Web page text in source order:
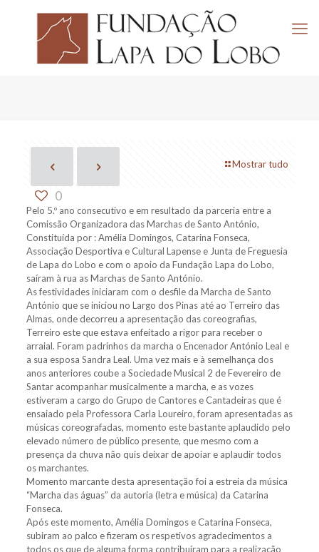
Mostrar tudo
0
Pelo 5.º ano consecutivo e em resultado da parceria entre a
Comissão Organizadora das Marchas de Santo António,
Constituída por : Amélia Domingos, Catarina Fonseca,
Associação Desportiva e Cultural Lapense e Junta de Freguesia
de Lapa do Lobo e com o apoio da Fundação Lapa do Lobo,
saíram à rua as Marchas de Santo António.
As festividades iniciaram com o desfile da Marcha de Santo
António que se iniciou no Largo dos Pinas até ao Terreiro das
Almas, onde decorreu a apresentação das coreografias,
Terreiro este que estava enfeitado a rigor para receber o
arraial. Foram padrinhos da marcha o Encenador António Leal e
a sua esposa Sandra Leal. Uma vez mais e à semelhança dos
anos anteriores coube a Sociedade Musical 2 de Fevereiro de
Santar acompanhar musicalmente a marcha, e as vozes
estiveram a cargo do Grupo de Cantores e Cantadeiras que é
ensaiado pela Professora Carla Loureiro, foram apresentadas as
músicas coreografadas, momento este bastante aplaudido pelo
elevado número de público presente, que mesmo com a
presença da chuva não quis deixar de apoiar e aplaudir todos
os marchantes.
Momento marcante desta apresentação foi a estreia da música
“Marcha das águas” da autoria (letra e música) da Catarina
Fonseca.
Após este momento, Amélia Domingos e Catarina Fonseca,
subiram ao palco e fizeram os respetivos agradecimentos a
todos os que de alguma forma contribuíram para a realização